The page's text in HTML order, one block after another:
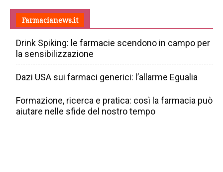
Farmacianews.it
Drink Spiking: le farmacie scendono in campo per
la sensibilizzazione
Dazi USA sui farmaci generici: l’allarme Egualia
Formazione, ricerca e pratica: così la farmacia può
aiutare nelle sfide del nostro tempo